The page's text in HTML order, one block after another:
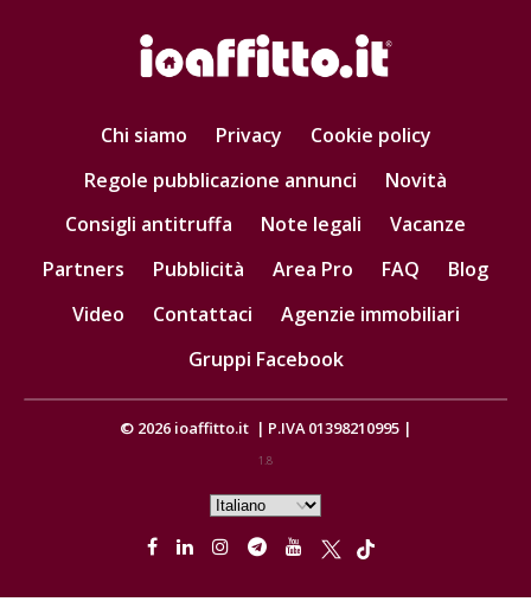
Chi siamo Privacy
Cookie policy
Regole pubblicazione annunci
Novità
Consigli antitruffa
Note legali
Vacanze
Partners
Pubblicità Area Pro FAQ
Blog
Video
Contattaci
Agenzie immobiliari
Gruppi Facebook
© 2026 ioaffitto.it | P.IVA 01398210995 |
1.8